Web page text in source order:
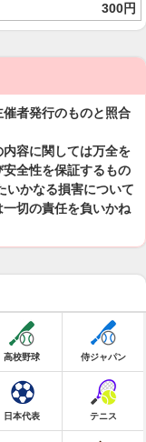
300円
者発行のものと照合
容に関しては万全を
全性を保証するもの
いかなる損害について
切の責任を負いかね
高校野球 侍ジャパン
日本代表 テニス